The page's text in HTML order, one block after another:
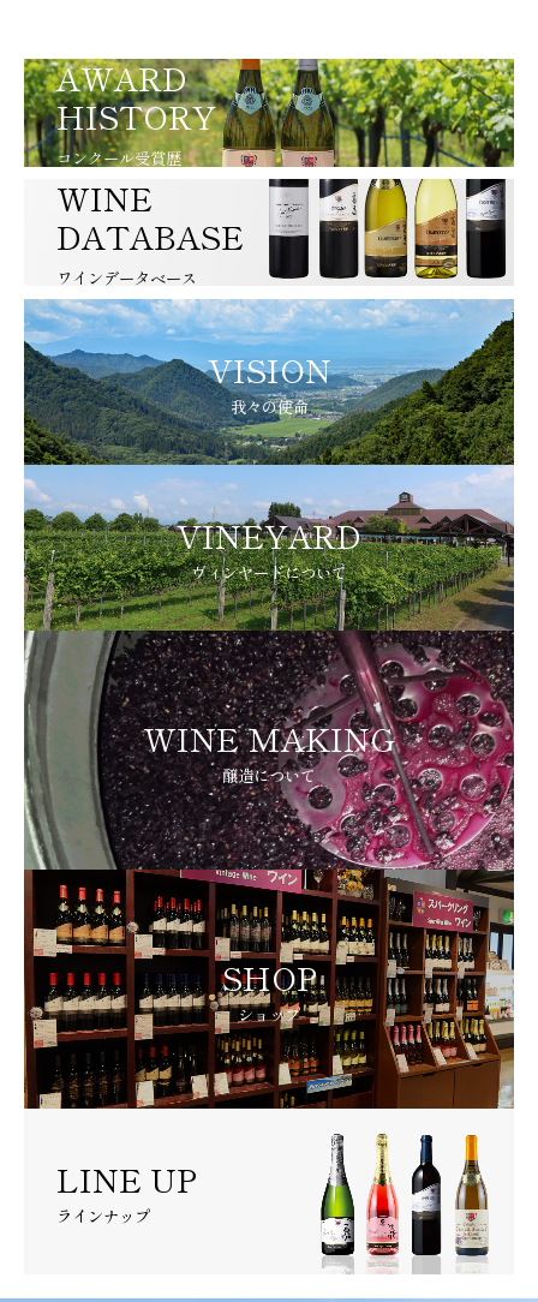
AWARD
HISTORY
コンクール受賞歴
WINE
DATABASE
ワインデータベース
VISION
我々の使命
VINEYARD
ヴィンヤードについて
WINE MAKING
醸造について
SHOP
ショップ
LINE UP
ラインナップ